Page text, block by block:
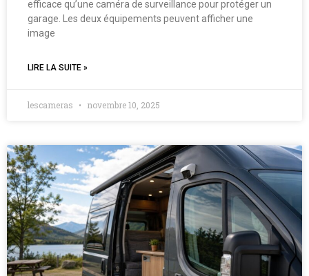
efficace qu’une caméra de surveillance pour protéger un
garage. Les deux équipements peuvent afficher une
image
LIRE LA SUITE »
lescameras novembre 10, 2025